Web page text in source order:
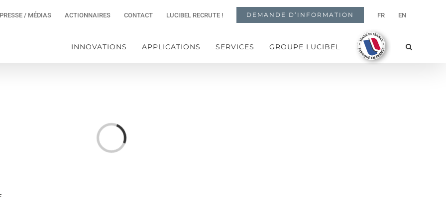
/ MÉDIAS ACTIONNAIRES CONTACT LUCIBEL RECRUTE ! DEMANDE D’INFORMATION FR EN
INNOVATIONS APPLICATIONS SERVICES GROUPE LUCIBEL
Chargement…